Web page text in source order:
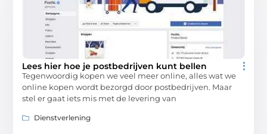
Lees hier hoe je postbedrijven kunt bellen
Tegenwoordig kopen we veel meer online, alles wat we
online kopen wordt bezorgd door postbedrijven. Maar
stel er gaat iets mis met de levering van
Dienstverlening